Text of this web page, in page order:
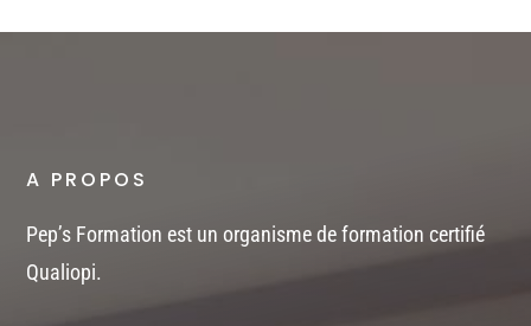
A PROPOS
Pep’s Formation est un organisme de formation certifié
Qualiopi.